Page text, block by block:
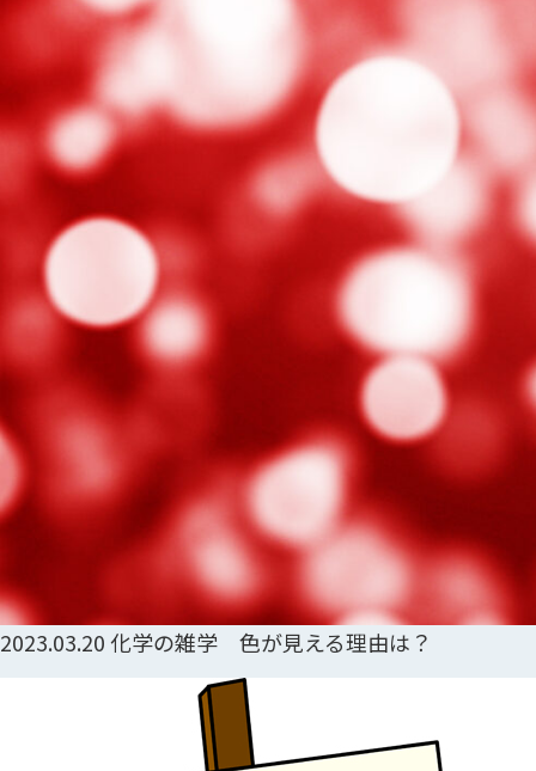
2023.03.20化学の雑学 色が見える理由は？